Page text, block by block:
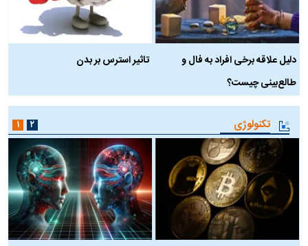
دلیل علاقه برخی افراد به فال و
طالع‌بینی چیست؟
تاثیر استرس بر بدن
تکنولوژی ۱ ۲